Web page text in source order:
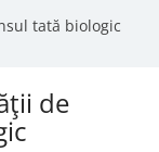
tată biologic
de